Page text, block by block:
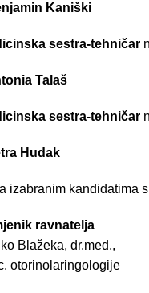
Kaniški
sestra-tehničar
Talaš
sestra-tehničar
Hudak
izabranim kandidatima
ravnatelja
Blažeka,